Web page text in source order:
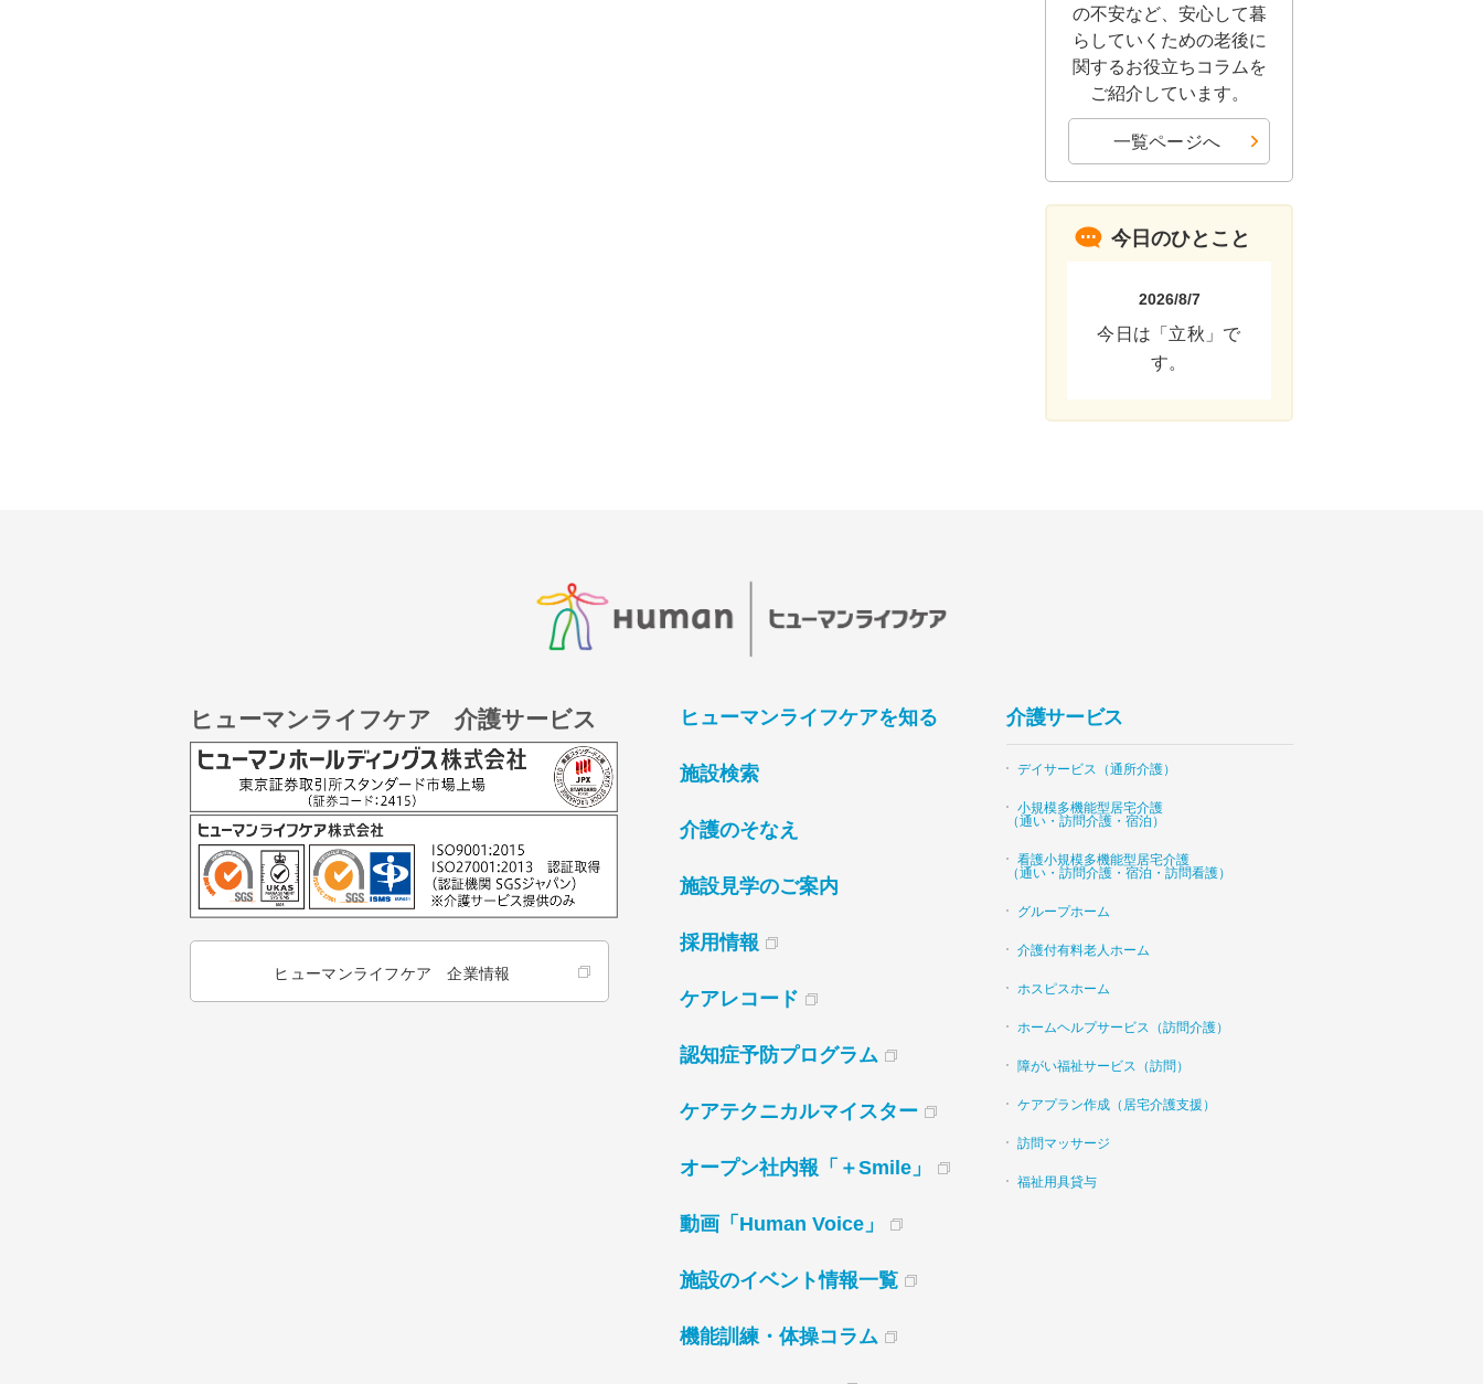
の不安など、安心して暮
らしていくための老後に
関するお役立ちコラムを
ご紹介しています。
一覧ページへ
今日のひとこと
2026/8/7
今日は「立秋」で
す。
ヒューマンライフケア 介護サービス
ヒューマンライフケア 企業情報
ヒューマンライフケアを知る
施設検索
介護のそなえ
施設見学のご案内
採用情報
ケアレコード
認知症予防プログラム
ケアテクニカルマイスター
オープン社内報「＋Smile」
動画「Human Voice」
施設のイベント情報一覧
機能訓練・体操コラム
介護サービス
デイサービス（通所介護）
小規模多機能型居宅介護
（通い・訪問介護・宿泊）
看護小規模多機能型居宅介護
（通い・訪問介護・宿泊・訪問看護）
グループホーム
介護付有料老人ホーム
ホスピスホーム
ホームヘルプサービス（訪問介護）
障がい福祉サービス（訪問）
ケアプラン作成（居宅介護支援）
訪問マッサージ
福祉用具貸与